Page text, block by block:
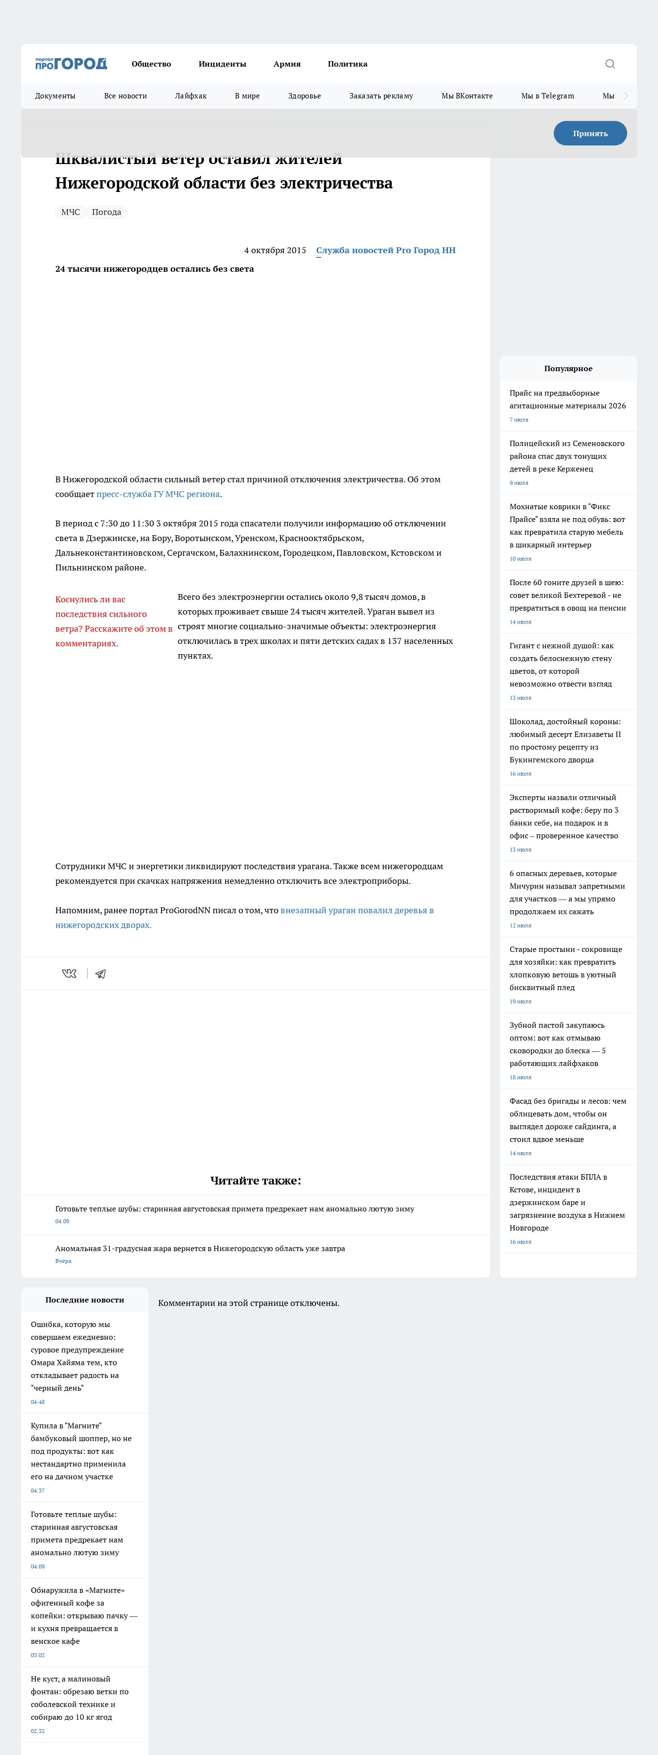
Общество Инциденты Армия Политика
Документы Все новости Лайфхак В мире Здоровье Заказать рекламу Мы ВКонтакте Мы в Telegram Мы в MAX
Принять
Шквалистый ветер оставил жителей
Нижегородской области без электричества
МЧС Погода
4 октября 2015
Служба новостей Pro Город НН
24 тысячи нижегородцев остались без света
В Нижегородской области сильный ветер стал причиной отключения электричества. Об этом
сообщаетпресс-служба ГУ МЧС региона.
В период с 7:30 до 11:30 3 октября 2015 года спасатели получили информацию об отключении
света в Дзержинске, на Бору, Воротынском, Уренском, Краснооктябрьском,
Дальнеконстантиновском, Сергачском, Балахнинском, Городецком, Павловском, Кстовском и
Пильнинском районе.
Коснулись ли вас
последствия сильного
ветра? Расскажите об этом в
комментариях.
Всего без электроэнергии остались около 9,8 тысяч домов, в
которых проживает свыше 24 тысяч жителей. Ураган вывел из
строят многие социально-значимые объекты: электроэнергия
отключилась в трех школах и пяти детских садах в 137 населенных
пунктах.
Сотрудники МЧС и энергетики ликвидируют последствия урагана. Также всем нижегородцам
рекомендуется при скачках напряжения немедленно отключить все электроприборы.
Напомним, ранее портал ProGorodNN писал о том, чтовнезапный ураган повалил деревья в
нижегородских дворах.
Читайте также:
Готовьте теплые шубы: старинная августовская примета предрекает нам аномально лютую зиму
04:09
Аномальная 31-градусная жара вернется в Нижегородскую область уже завтра
Вчера
Популярное
Прайс на предвыборные
агитационные материалы 2026
7 июля
Полицейский из Семеновского
района спас двух тонущих
детей в реке Керженец
9 июля
Мохнатые коврики в "Фикс
Прайсе" взяла не под обувь: вот
как превратила старую мебель
в шикарный интерьер
10 июля
После 60 гоните друзей в шею:
совет великой Бехтеревой - не
превратиться в овощ на пенсии
14 июля
Гигант с нежной душой: как
создать белоснежную стену
цветов, от которой
невозможно отвести взгляд
13 июля
Шоколад, достойный короны:
любимый десерт Елизаветы II
по простому рецепту из
Букингемского дворца
16 июля
Эксперты назвали отличный
растворимый кофе: беру по 3
банки себе, на подарок и в
офис – проверенное качество
13 июля
6 опасных деревьев, которые
Мичурин называл запретными
для участков — а мы упрямо
продолжаем их сажать
12 июля
Старые простыни - сокровище
для хозяйки: как превратить
хлопковую ветошь в уютный
бисквитный плед
19 июля
Зубной пастой закупаюсь
оптом: вот как отмываю
сковородки до блеска — 5
работающих лайфхаков
18 июля
Фасад без бригады и лесов: чем
облицевать дом, чтобы он
выглядел дороже сайдинга, а
стоил вдвое меньше
14 июля
Последствия атаки БПЛА в
Кстове, инцидент в
дзержинском баре и
загрязнение воздуха в Нижнем
Новгороде
16 июля
Последние новости
Ошибка, которую мы
совершаем ежедневно:
суровое предупреждение
Омара Хайяма тем, кто
откладывает радость на
"черный день"
04:48
Купила в "Магните"
бамбуковый шоппер, но не
под продукты: вот как
нестандартно применила
его на дачном участке
04:37
Готовьте теплые шубы:
старинная августовская
примета предрекает нам
аномально лютую зиму
04:09
Обнаружила в «Магните»
офигенный кофе за
копейки: открываю пачку —
и кухня превращается в
венское кафе
03:02
Не куст, а малиновый
фонтан: обрезаю ветки по
соболевской технике и
собираю до 10 кг ягод
02:32
Комментарии на этой странице отключены.